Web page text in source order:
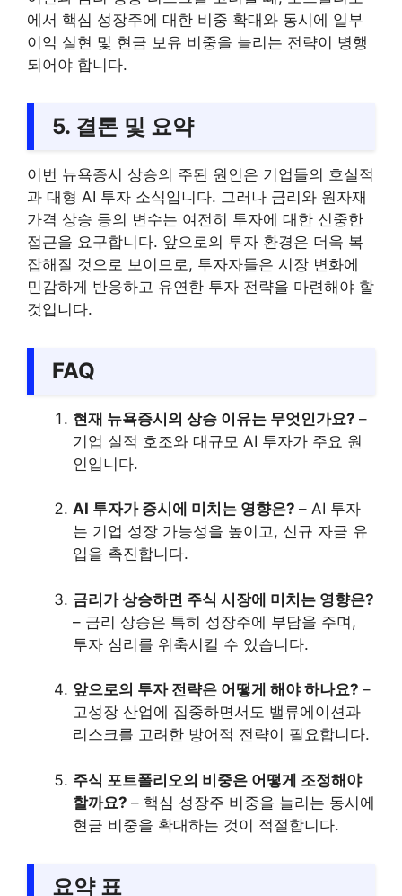
에서 핵심 성장주에 대한 비중 확대와 동시에 일부
이익 실현 및 현금 보유 비중을 늘리는 전략이 병행
되어야 합니다.
5. 결론 및 요약
이번 뉴욕증시 상승의 주된 원인은 기업들의 호실적
과 대형 AI 투자 소식입니다. 그러나 금리와 원자재
가격 상승 등의 변수는 여전히 투자에 대한 신중한
접근을 요구합니다. 앞으로의 투자 환경은 더욱 복
잡해질 것으로 보이므로, 투자자들은 시장 변화에
민감하게 반응하고 유연한 투자 전략을 마련해야 할
것입니다.
FAQ
현재 뉴욕증시의 상승 이유는 무엇인가요? –
기업 실적 호조와 대규모 AI 투자가 주요 원
인입니다.
AI 투자가 증시에 미치는 영향은? – AI 투자
는 기업 성장 가능성을 높이고, 신규 자금 유
입을 촉진합니다.
금리가 상승하면 주식 시장에 미치는 영향은?
– 금리 상승은 특히 성장주에 부담을 주며,
투자 심리를 위축시킬 수 있습니다.
앞으로의 투자 전략은 어떻게 해야 하나요? –
고성장 산업에 집중하면서도 밸류에이션과
리스크를 고려한 방어적 전략이 필요합니다.
주식 포트폴리오의 비중은 어떻게 조정해야
할까요? – 핵심 성장주 비중을 늘리는 동시에
현금 비중을 확대하는 것이 적절합니다.
요약 표